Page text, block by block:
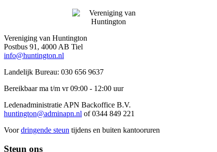
Vereniging van Huntington
Postbus 91, 4000 AB Tiel
info@huntington.nl
Landelijk Bureau: 030 656 9637
Bereikbaar ma t/m vr 09:00 - 12:00 uur
Ledenadministratie APN Backoffice B.V.
huntington@adminapn.nl of 0344 849 221
Voordringende steun tijdens en buiten kantooruren
Steun ons